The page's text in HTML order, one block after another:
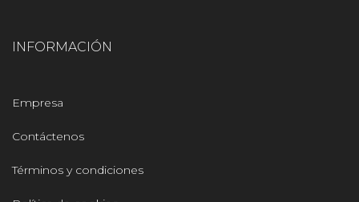
INFORMACIÓN
Empresa
Contáctenos
Términos y condiciones